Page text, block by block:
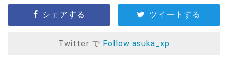
シェアする ツイートする
Twitter で Follow asuka_xp